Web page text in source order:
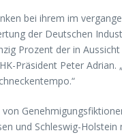
bei ihrem im
der Deutschen
Prozent der in
Präsident Peter
und Schleswig-